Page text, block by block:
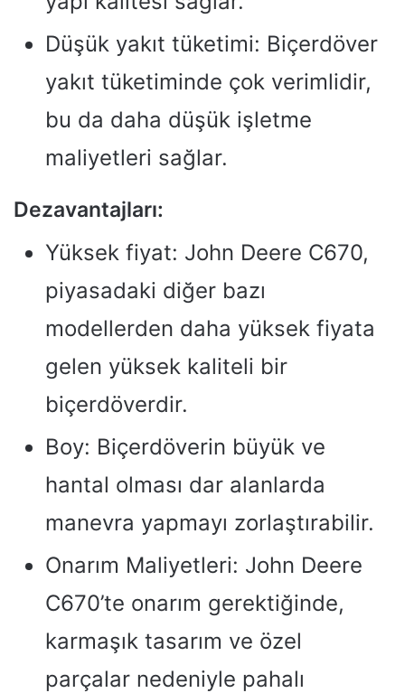
Düşük yakıt tüketimi: Biçerdöver
yakıt tüketiminde çok verimlidir,
bu da daha düşük işletme
maliyetleri sağlar.
Dezavantajları:
Yüksek fiyat: John Deere C670,
piyasadaki diğer bazı
modellerden daha yüksek fiyata
gelen yüksek kaliteli bir
biçerdöverdir.
Boy: Biçerdöverin büyük ve
hantal olması dar alanlarda
manevra yapmayı zorlaştırabilir.
Onarım Maliyetleri: John Deere
C670’te onarım gerektiğinde,
karmaşık tasarım ve özel
parçalar nedeniyle pahalı